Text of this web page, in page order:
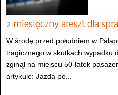
2 miesięczny areszt dla
W środę przed południem w
tragicznego w skutkach wypadku
zginął na miejscu 50-latek
artykule: Jazda po...